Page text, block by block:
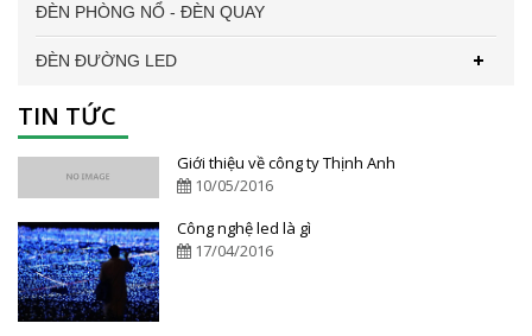
ĐÈN PHÒNG NỔ - ĐÈN QUAY
ĐÈN ĐƯỜNG LED
TIN TỨC
Giới thiệu về công ty Thịnh Anh
10/05/2016
Công nghệ led là gì
17/04/2016